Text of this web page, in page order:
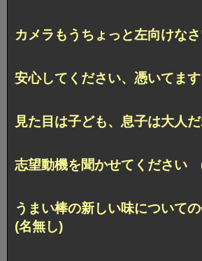
カメラもうちょっと左向けな
安心してください、憑いてま
見た目は子ども、息子は大人
志望動機を聞かせてください
うまい棒の新しい味について
(名無し)